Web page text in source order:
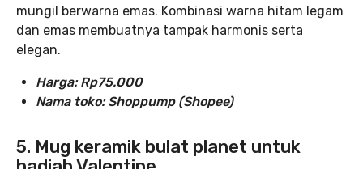
mungil berwarna emas. Kombinasi warna hitam legam
dan emas membuatnya tampak harmonis serta
elegan.
Harga: Rp75.000
Nama toko: Shoppump (Shopee)
5. Mug keramik bulat planet untuk